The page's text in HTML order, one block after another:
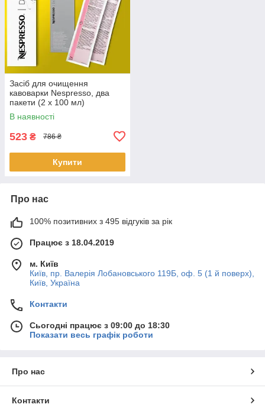
Засіб для очищення
кавоварки Nespresso, два
пакети (2 x 100 мл)
В наявності
523 ₴ 786 ₴
Купити
Про нас
100% позитивних з 495 відгуків за рік
Працює з 18.04.2019
м. Київ
Київ, пр. Валерія Лобановського 119Б, оф. 5 (1 й поверх),
Київ, Україна
Контакти
Сьогодні працює з 09:00 до 18:30
Показати весь графік роботи
Про нас
Контакти